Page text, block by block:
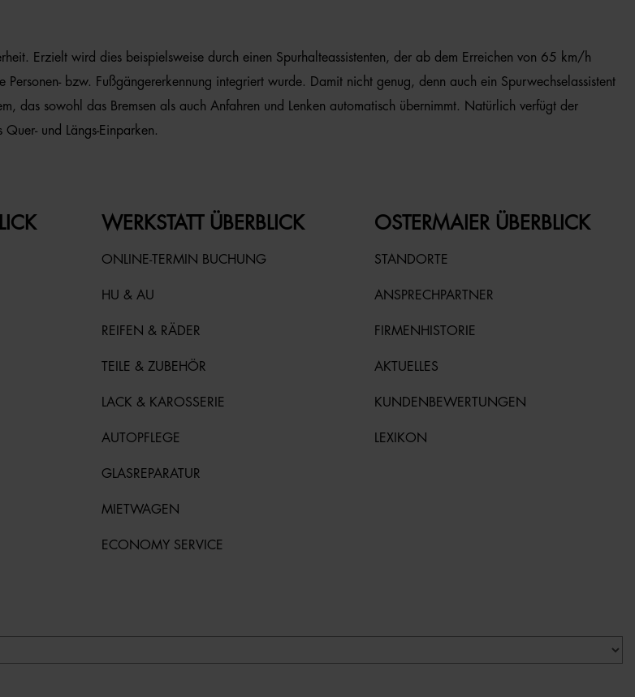
Erzielt wird dies beispielsweise durch einen Spurhalteassistenten, der ab dem Erreichen von 65 km/h
bzw. Fußgängererkennung integriert wurde. Damit nicht genug, denn auch ein Spurwechselassistent
das sowohl das Bremsen als auch Anfahren und Lenken automatisch übernimmt. Natürlich verfügt der
und Längs-Einparken.
WERKSTATT ÜBERBLICK
ONLINE-TERMIN BUCHUNG
HU & AU
REIFEN & RÄDER
TEILE & ZUBEHÖR
LACK & KAROSSERIE
AUTOPFLEGE
GLASREPARATUR
MIETWAGEN
ECONOMY SERVICE
OSTERMAIER ÜBERBLICK
STANDORTE
ANSPRECHPARTNER
FIRMENHISTORIE
AKTUELLES
KUNDENBEWERTUNGEN
LEXIKON